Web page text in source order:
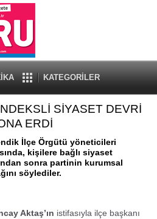
KATEGORİLER
SİYASET DEVRİ
ERDİ
İlçe Örgütü yöneticileri
kişilere bağlı siyaset
sonra partinin kurumsal
söylediler.
Aktaş’ın istifasıyla ilçe başkanı